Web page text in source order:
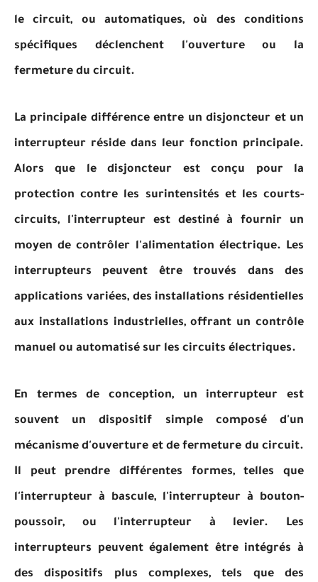
le circuit, ou automatiques, où des conditions
spécifiques déclenchent l'ouverture ou la
fermeture du circuit.
La principale différence entre un disjoncteur et un
interrupteur réside dans leur fonction principale.
Alors que le disjoncteur est conçu pour la
protection contre les surintensités et les courts-
circuits, l'interrupteur est destiné à fournir un
moyen de contrôler l'alimentation électrique. Les
interrupteurs peuvent être trouvés dans des
applications variées, des installations résidentielles
aux installations industrielles, offrant un contrôle
manuel ou automatisé sur les circuits électriques.
En termes de conception, un interrupteur est
souvent un dispositif simple composé d'un
mécanisme d'ouverture et de fermeture du circuit.
Il peut prendre différentes formes, telles que
l'interrupteur à bascule, l'interrupteur à bouton-
poussoir, ou l'interrupteur à levier. Les
interrupteurs peuvent également être intégrés à
des dispositifs plus complexes, tels que des